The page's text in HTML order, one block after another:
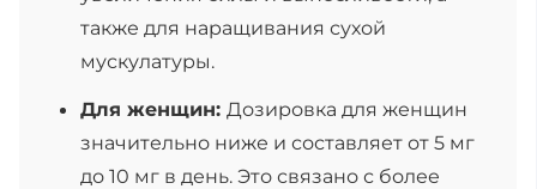
также для наращивания сухой
мускулатуры.
Для женщин: Дозировка для женщин
значительно ниже и составляет от 5 мг
до 10 мг в день. Это связано с более